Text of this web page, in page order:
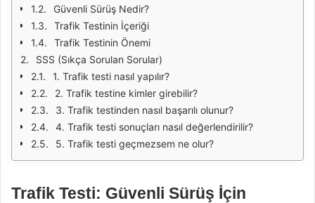
Güvenli Sürüş Nedir?
Trafik Testinin İçeriği
Trafik Testinin Önemi
SSS (Sıkça Sorulan Sorular)
1. Trafik testi nasıl yapılır?
2. Trafik testine kimler girebilir?
3. Trafik testinden nasıl başarılı olunur?
4. Trafik testi sonuçları nasıl değerlendirilir?
5. Trafik testi geçmezsem ne olur?
Trafik Testi: Güvenli Sürüş İçin